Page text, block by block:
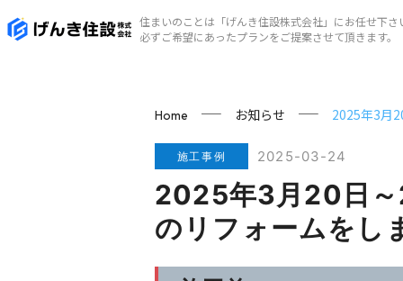
住まいのことは「げんき住設株式会社」にお任せ下さ
必ずご希望にあったプランをご提案させて頂きます。
Home お知らせ 2025年3月
施工事例 2025-03-24
2025年3月20日
のリフォームをし